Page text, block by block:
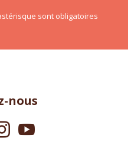
sont obligatoires
nous